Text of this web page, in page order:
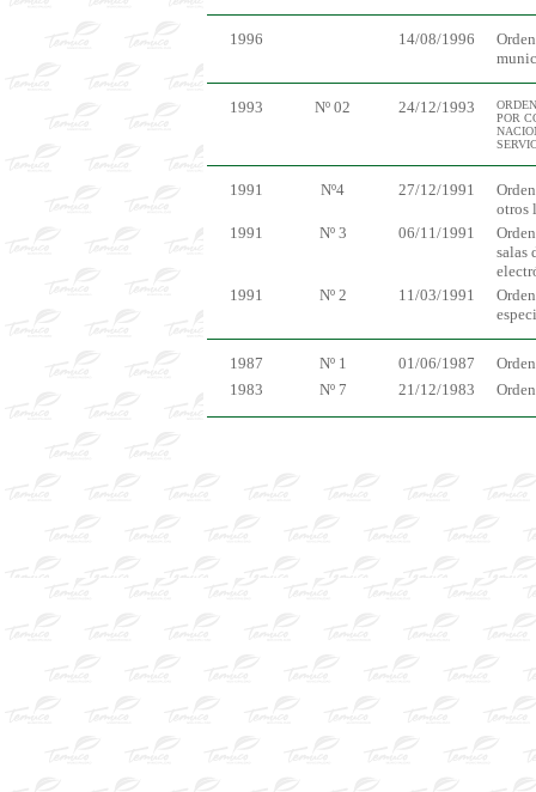
1996 14/08/1996
1993 Nº 02 24/12/1993
POR
1991 Nº4 27/12/1991
otros
1991
Nº 3 06/11/1991
salas
1991
Nº 2 11/03/1991
1987 Nº 1 01/06/1987
1983
Nº 7 21/12/1983